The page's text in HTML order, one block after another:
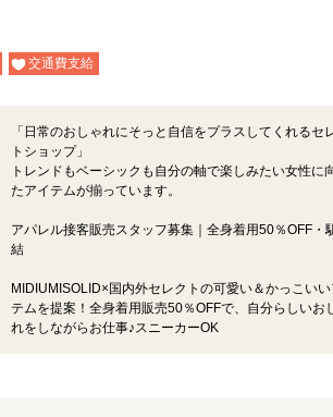
交通費支給
「日常のおしゃれにそっと自信をプラスしてくれるセ
トショップ」
トレンドもベーシックも自分の軸で楽しみたい女性に
たアイテムが揃っています。
アパレル接客販売スタッフ募集｜全身着用50％OFF・
結
MIDIUMISOLID×国内外セレクトの可愛い＆かっこいい
テムを提案！全身着用販売50％OFFで、自分らしいお
れをしながらお仕事♪スニーカーOK